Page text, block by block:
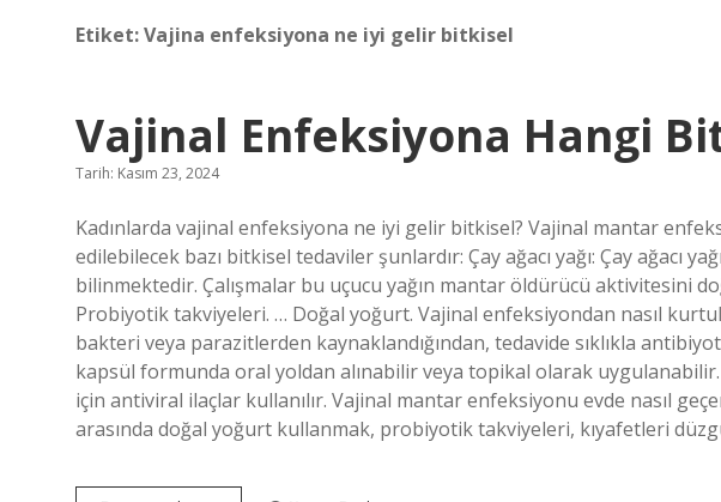
Etiket:Vajina enfeksiyona ne iyi gelir bitkisel
Vajinal Enfeksiyona Hangi
Tarih: Kasım 23, 2024
Kadınlarda vajinal enfeksiyona ne iyi gelir bitkisel? Vajinal mantar
edilebilecek bazı bitkisel tedaviler şunlardır: Çay ağacı yağı: Çay ağacı
bilinmektedir. Çalışmalar bu uçucu yağın mantar öldürücü aktivitesini
Probiyotik takviyeleri. … Doğal yoğurt. Vajinal enfeksiyondan nasıl
bakteri veya parazitlerden kaynaklandığından, tedavide sıklıkla
kapsül formunda oral yoldan alınabilir veya topikal olarak
için antiviral ilaçlar kullanılır. Vajinal mantar enfeksiyonu evde nasıl
arasında doğal yoğurt kullanmak, probiyotik takviyeleri, kıyafetleri